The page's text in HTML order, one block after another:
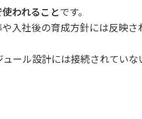
われることです。
入社後の育成方針には反映さ
ール設計には接続されていな